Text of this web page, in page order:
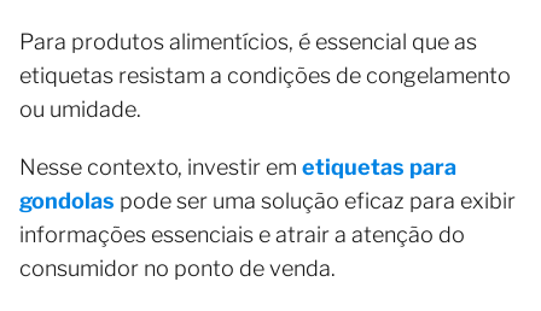
Para produtos alimentícios, é essencial que as
etiquetas resistam a condições de congelamento
ou umidade.
Nesse contexto, investir em etiquetas para
gondolas pode ser uma solução eficaz para exibir
informações essenciais e atrair a atenção do
consumidor no ponto de venda.